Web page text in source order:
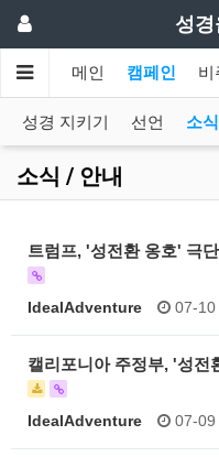
성
메인 캠페인 비
성경 지키기 선언 소
소식 / 안내
트럼프, '성전환 옹호' 극
IdealAdventure 07-10
캘리포니아 주정부, '성
IdealAdventure 07-09